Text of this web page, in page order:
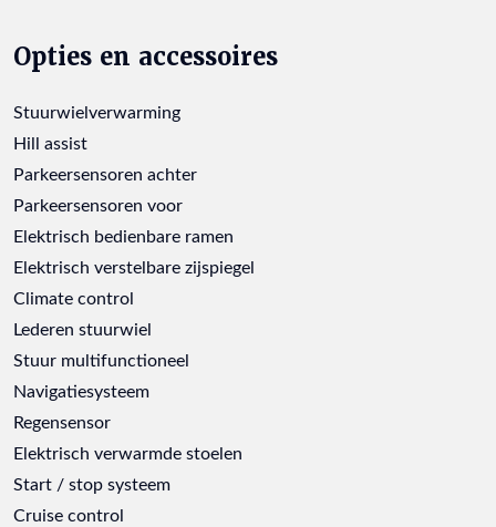
Opties en accessoires
Stuurwielverwarming
Hill assist
Parkeersensoren achter
Parkeersensoren voor
Elektrisch bedienbare ramen
Elektrisch verstelbare zijspiegel
Climate control
Lederen stuurwiel
Stuur multifunctioneel
Navigatiesysteem
Regensensor
Elektrisch verwarmde stoelen
Start / stop systeem
Cruise control